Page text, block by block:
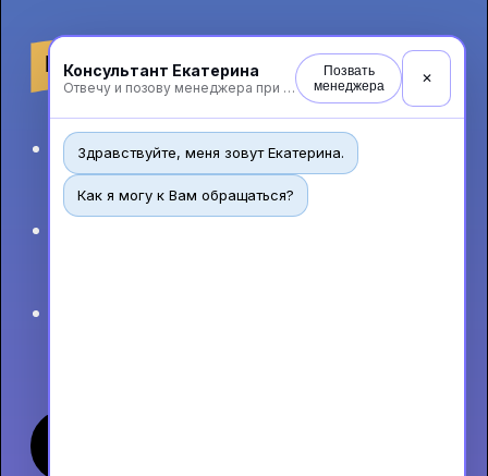
Консультант Екатерина
Отвечу и позову менеджера при необходимости
Позвать
менеджера
✕
Здравствуйте, меня зовут Екатерина.
Как я могу к Вам обращаться?